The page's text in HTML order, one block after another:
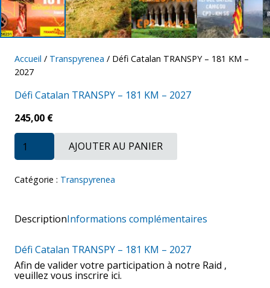
Accueil / Transpyrenea / Défi Catalan TRANSPY – 181 KM –
2027
Défi Catalan TRANSPY – 181 KM – 2027
245,00 €
quantité
de
Défi
TRANSPY
-
AJOUTER AU PANIER
Catégorie : Transpyrenea
DescriptionInformations complémentaires
Défi Catalan TRANSPY – 181 KM – 2027
Afin de valider votre participation à notre Raid ,
veuillez vous inscrire ici.